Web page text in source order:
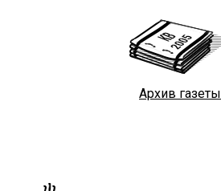
Архив газеты